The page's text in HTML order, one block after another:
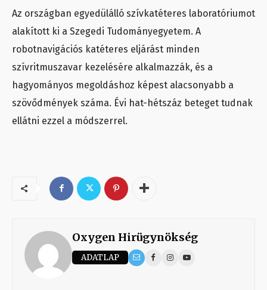
Az országban egyedülálló szívkatéteres laboratóriumot
alakított ki a Szegedi Tudományegyetem. A
robotnavigációs katéteres eljárást minden
szívritmuszavar kezelésére alkalmazzák, és a
hagyományos megoldáshoz képest alacsonyabb a
szövődmények száma. Évi hat-hétszáz beteget tudnak
ellátni ezzel a módszerrel.
Oxygen Hirügynökség
ADATLAP